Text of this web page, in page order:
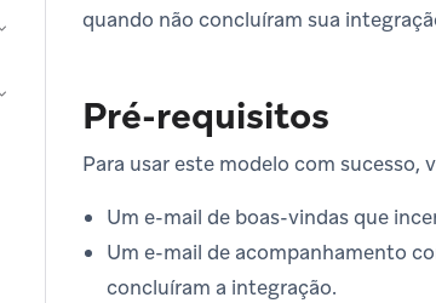
quando não concluíram sua
Pré-requisitos
Para usar este modelo com sucesso,
Um e-mail de boas-vindas que
Um e-mail de acompanhamento
concluíram a integração.